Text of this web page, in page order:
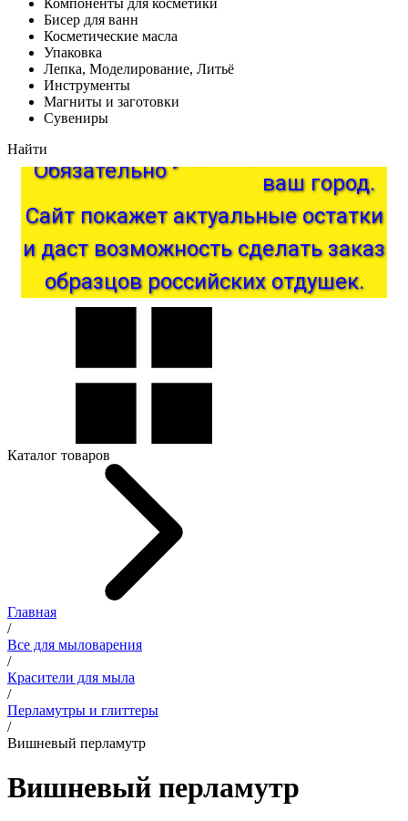
Компоненты для косметики
Бисер для ванн
Косметические масла
Упаковка
Лепка, Моделирование, Литьё
Инструменты
Магниты и заготовки
Сувениры
Найти
Обязательно ваш город.
Сайт
покажет
актуальные остатки
и даст возможность сделать заказ
образцов российских отдушек.
Каталог товаров
Главная
/
Все для мыловарения
/
Красители для мыла
/
Перламутры и глиттеры
/
Вишневый перламутр
Вишневый перламутр